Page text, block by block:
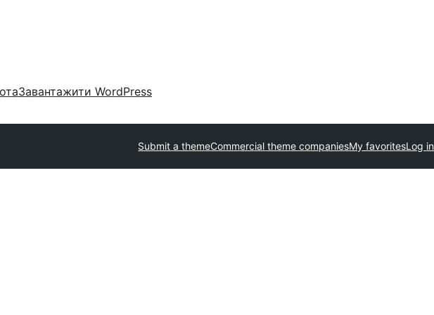
Завантажити WordPress
Submit a themeCommercial theme companiesMy favoritesLog in